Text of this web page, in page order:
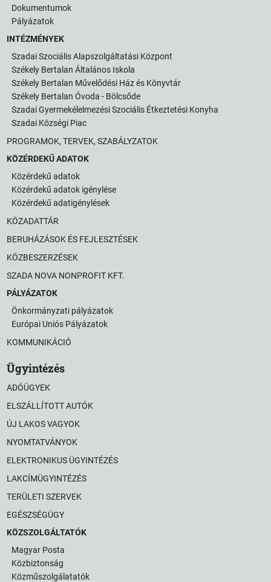
Dokumentumok
Pályázatok
INTÉZMÉNYEK
Szadai Szociális Alapszolgáltatási Központ
Székely Bertalan Általános Iskola
Székely Bertalan Művelődési Ház és Könyvtár
Székely Bertalan Óvoda - Bölcsőde
Szadai Gyermekélelmezési Szociális Étkeztetési Konyha
Szadai Községi Piac
PROGRAMOK, TERVEK, SZABÁLYZATOK
KÖZÉRDEKŰ ADATOK
Közérdekű adatok
Közérdekű adatok igénylése
Közérdekű adatigénylések
KÖZADATTÁR
BERUHÁZÁSOK ÉS FEJLESZTÉSEK
KÖZBESZERZÉSEK
SZADA NOVA NONPROFIT KFT.
PÁLYÁZATOK
Önkormányzati pályázatok
Európai Uniós Pályázatok
KOMMUNIKÁCIÓ
Ügyintézés
ADÓÜGYEK
ELSZÁLLÍTOTT AUTÓK
ÚJ LAKOS VAGYOK
NYOMTATVÁNYOK
ELEKTRONIKUS ÜGYINTÉZÉS
LAKCÍMÜGYINTÉZÉS
TERÜLETI SZERVEK
EGÉSZSÉGÜGY
KÖZSZOLGÁLTATÓK
Magyar Posta
Közbiztonság
Közműszolgálatatók